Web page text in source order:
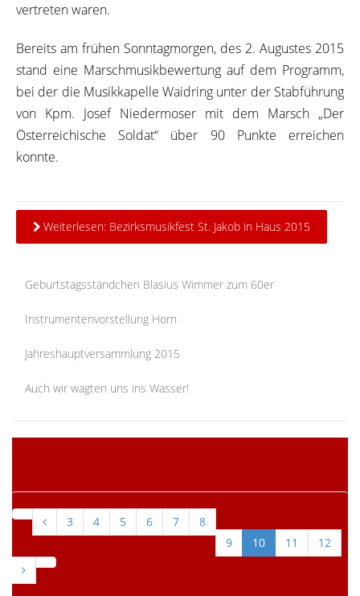
vertreten waren.
Bereits am frühen Sonntagmorgen, des 2. Augustes 2015
stand eine Marschmusikbewertung auf dem Programm,
bei der die Musikkapelle Waidring unter der Stabführung
von Kpm. Josef Niedermoser mit dem Marsch „Der
Österreichische Soldat“ über 90 Punkte erreichen
konnte.
Weiterlesen: Bezirksmusikfest St. Jakob in Haus 2015
Geburtstagsständchen Blasius Wimmer zum 60er
Instrumentenvorstellung Horn
Jahreshauptversammlung 2015
Auch wir wagten uns ins Wasser!
3 4 5 6 7
8
9
10 11 12